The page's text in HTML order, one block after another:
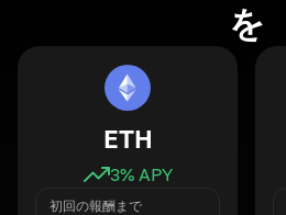
を
ETH
3% APY
初回の報酬まで